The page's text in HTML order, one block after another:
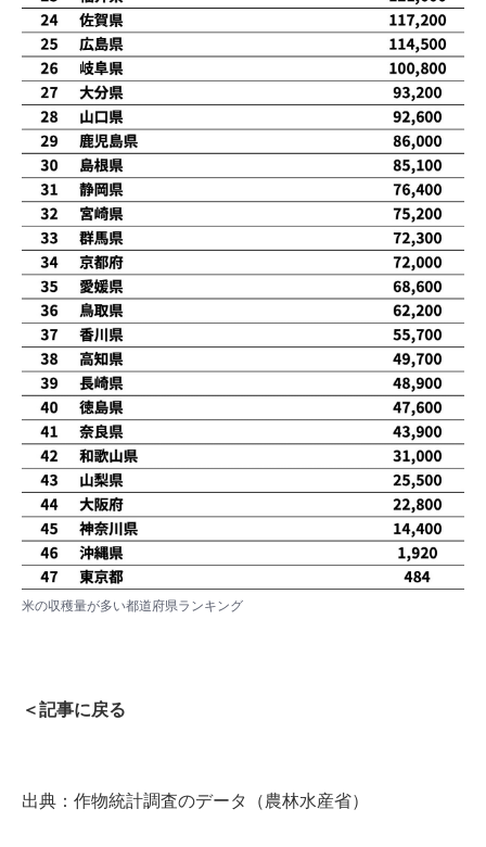
米の収穫量が多い都道府県ランキング
＜記事に戻る
出典： 作物統計調査のデータ（農林水産省）